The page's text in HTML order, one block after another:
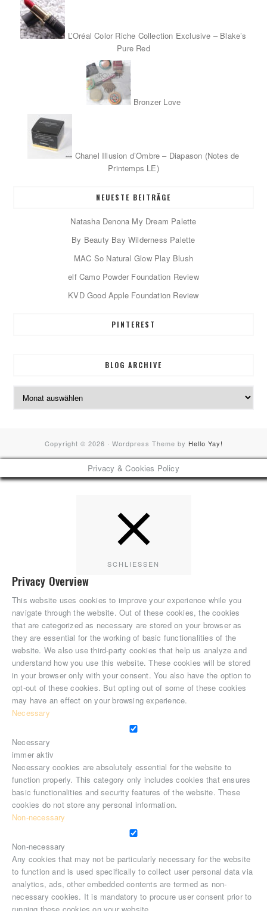
L’Oréal Color Riche Collection Exclusive – Blake’s
Pure Red
Bronzer Love
Chanel Illusion d’Ombre – Diapason (Notes de
Printemps LE)
NEUESTE BEITRÄGE
Natasha Denona My Dream Palette
By Beauty Bay Wilderness Palette
MAC So Natural Glow Play Blush
elf Camo Powder Foundation Review
KVD Good Apple Foundation Review
PINTEREST
BLOG ARCHIVE
Blog
Archive
Copyright © 2026 · Wordpress Theme by Hello Yay!
Privacy & Cookies Policy
SCHLIESSEN
Privacy Overview
This website uses cookies to improve your experience while you
navigate through the website. Out of these cookies, the cookies
that are categorized as necessary are stored on your browser as
they are essential for the working of basic functionalities of the
website. We also use third-party cookies that help us analyze and
understand how you use this website. These cookies will be stored
in your browser only with your consent. You also have the option to
opt-out of these cookies. But opting out of some of these cookies
may have an effect on your browsing experience.
Necessary
Necessary
immer aktiv
Necessary cookies are absolutely essential for the website to
function properly. This category only includes cookies that ensures
basic functionalities and security features of the website. These
cookies do not store any personal information.
Non-necessary
Non-necessary
Any cookies that may not be particularly necessary for the website
to function and is used specifically to collect user personal data via
analytics, ads, other embedded contents are termed as non-
necessary cookies. It is mandatory to procure user consent prior to